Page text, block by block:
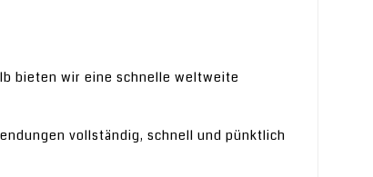
bieten wir eine schnelle weltweite
vollständig, schnell und pünktlich